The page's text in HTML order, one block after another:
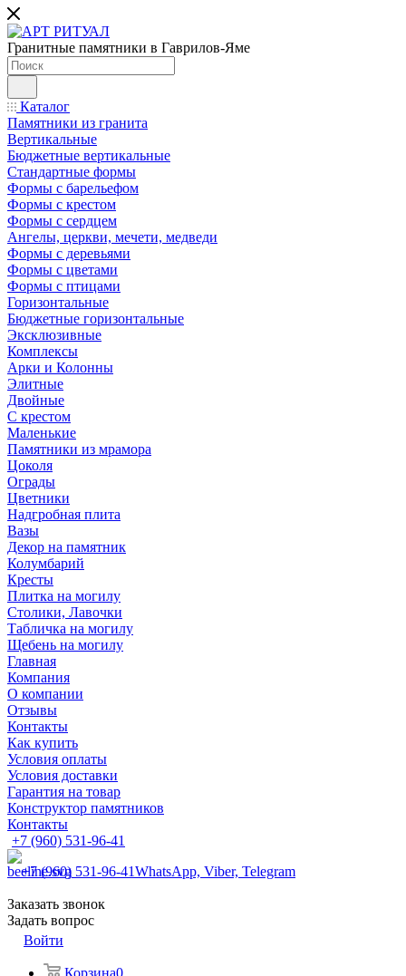
Гранитные памятники в Гаврилов-Яме
Каталог
Памятники из гранита
Вертикальные
Бюджетные вертикальные
Стандартные формы
Формы с барельефом
Формы с крестом
Формы с сердцем
Ангелы, церкви, мечети, медведи
Формы с деревьями
Формы с цветами
Формы с птицами
Горизонтальные
Бюджетные горизонтальные
Эксклюзивные
Комплексы
Арки и Колонны
Элитные
Двойные
С крестом
Маленькие
Памятники из мрамора
Цоколя
Ограды
Цветники
Надгробная плита
Вазы
Декор на памятник
Колумбарий
Кресты
Плитка на могилу
Столики, Лавочки
Табличка на могилу
Щебень на могилу
Главная
Компания
О компании
Отзывы
Контакты
Как купить
Условия оплаты
Условия доставки
Гарантия на товар
Конструктор памятников
Контакты
+7 (960) 531-96-41
+7 (960) 531-96-41WhatsApp, Viber, Telegram
Заказать звонок
Задать вопрос
Войти
Корзина0